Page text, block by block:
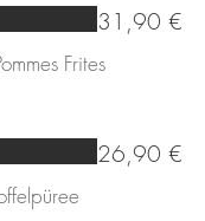
Frites
31,90 €
26,90 €